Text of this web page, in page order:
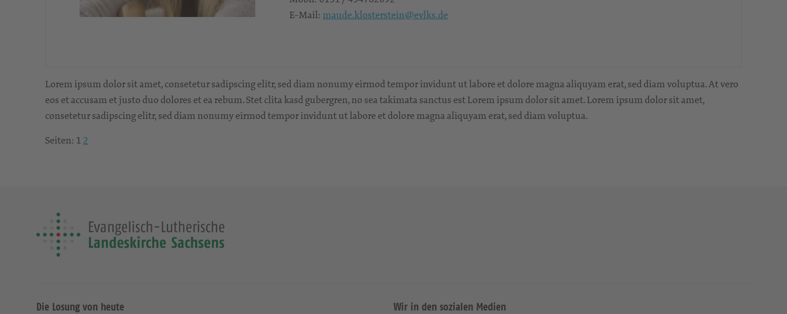
E-Mail: maude.klosterstein@evlks.de
Lorem ipsum dolor sit amet, consetetur sadipscing elitr, sed diam nonumy eirmod tempor invidunt ut labore et dolore magna aliquyam erat, sed diam voluptua. At vero
eos et accusam et justo duo dolores et ea rebum. Stet clita kasd gubergren, no sea takimata sanctus est Lorem ipsum dolor sit amet. Lorem ipsum dolor sit amet,
consetetur sadipscing elitr, sed diam nonumy eirmod tempor invidunt ut labore et dolore magna aliquyam erat, sed diam voluptua.
Seiten: 12
Die Losung von heute Wir in den sozialen Medien